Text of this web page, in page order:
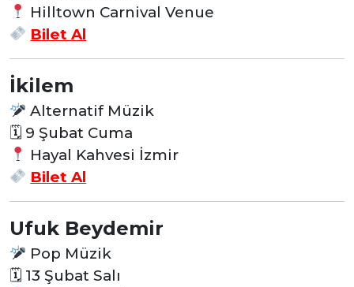
Hilltown Carnival Venue
Bilet Al
İkilem
Alternatif Müzik
🗓 9 Şubat Cuma
Hayal Kahvesi İzmir
Bilet Al
Ufuk Beydemir
Pop Müzik
🗓 13 Şubat Salı